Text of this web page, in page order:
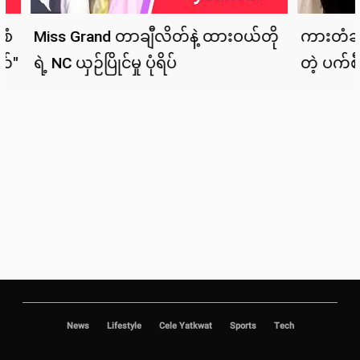
News Lifestyle Cele Yatkwat Sports Tech